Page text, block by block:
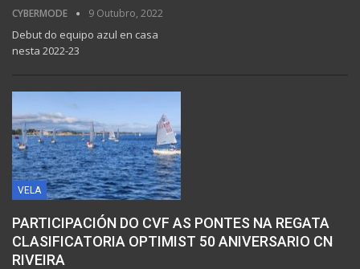
CYBERMODE 9 Outubro, 2022
Debut do equipo azul en casa
nesta 2022-23
VELA
PARTICIPACIÓN DO CVF AS PONTES NA REGATA
CLASIFICATORIA OPTIMIST 50 ANIVERSARIO CN
RIVEIRA